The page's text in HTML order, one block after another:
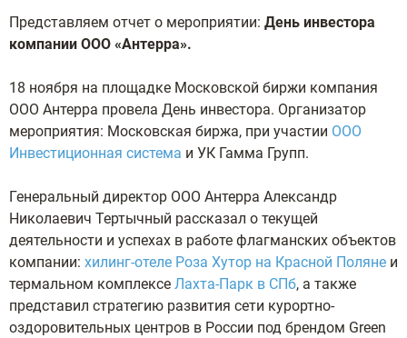
Представляем отчет о мероприятии: День инвестора
компании ООО «Антерра».
18 ноября на площадке Московской биржи компания
ООО Антерра провела День инвестора. Организатор
мероприятия: Московская биржа, при участии ООО
Инвестиционная система и УК Гамма Групп.
Генеральный директор ООО Антерра Александр
Николаевич Тертычный рассказал о текущей
деятельности и успехах в работе флагманских объектов
компании: хилинг-отеле Роза Хутор на Красной Поляне и
термальном комплексе Лахта-Парк в СПб, а также
представил стратегию развития сети курортно-
оздоровительных центров в России под брендом Green